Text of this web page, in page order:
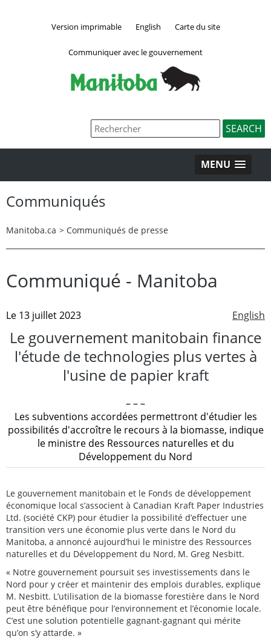
Version imprimable English Carte du site
Communiquer avec le gouvernement
MENU
Communiqués
Manitoba.ca > Communiqués de presse
Communiqué - Manitoba
English
Le 13 juillet 2023
Le gouvernement manitobain finance
l'étude de technologies plus vertes à
l'usine de papier kraft
– – –
Les subventions accordées permettront d'étudier les
possibilités d'accroître le recours à la biomasse, indique
le ministre des Ressources naturelles et du
Développement du Nord
Le gouvernement manitobain et le Fonds de développement
économique local s’associent à Canadian Kraft Paper Industries
Ltd. (société CKP) pour étudier la possibilité d’effectuer une
transition vers une économie plus verte dans le Nord du
Manitoba, a annoncé aujourd’hui le ministre des Ressources
naturelles et du Développement du Nord, M. Greg Nesbitt.
« Notre gouvernement poursuit ses investissements dans le
Nord pour y créer et maintenir des emplois durables, explique
M. Nesbitt. L’utilisation de la biomasse forestière dans le Nord
peut être bénéfique pour l’environnement et l’économie locale.
C’est une solution potentielle gagnant-gagnant qui mérite
qu’on s’y attarde. »